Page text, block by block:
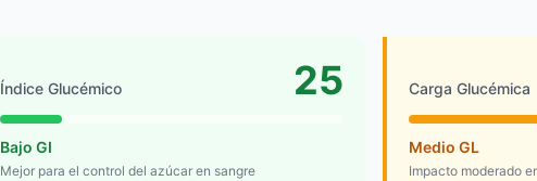
Índice Glucémico 25
Bajo GI
Mejor para el control del azúcar en sangre
Carga Glucémica
Medio GL
Impacto moderado